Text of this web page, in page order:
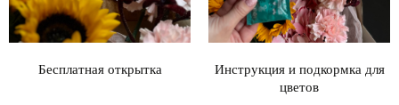
Бесплатная открытка
Инструкция и подкормка для
цветов